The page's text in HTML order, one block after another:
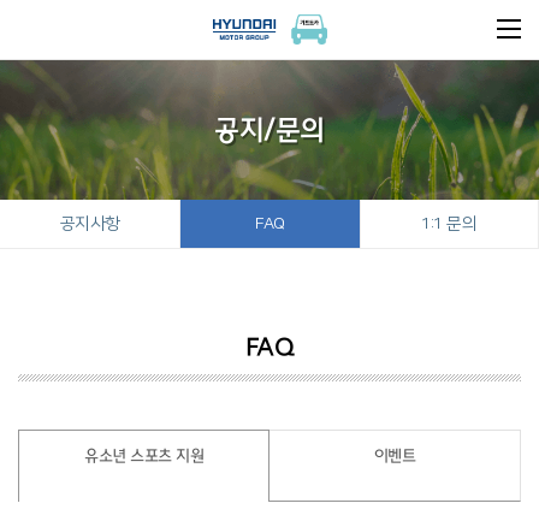
공지/문의
공지사항 FAQ 1:1 문의
FAQ
유소년 스포츠 지원 이벤트